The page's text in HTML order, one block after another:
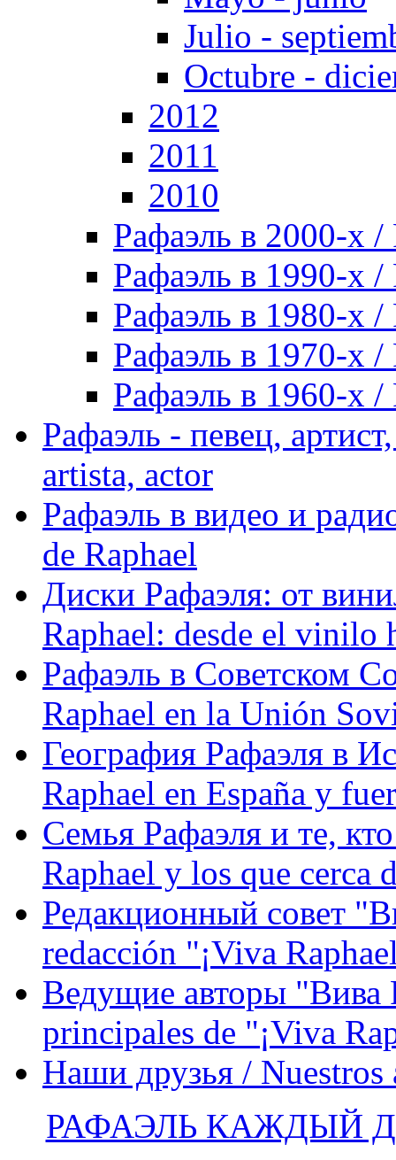
Julio -
Octubre -
2012
2011
2010
Рафаэль в 2000-х /
Рафаэль в 1990-х /
Рафаэль в 1980-х /
Рафаэль в 1970-х /
Рафаэль в 1960-х /
Рафаэль - певец,
artista, actor
Рафаэль в видео и
de Raphael
Диски Рафаэля: от
Raphael: desde el vinilo
Рафаэль в Советском
Raphael en la Unión
География Рафаэля в
Raphael en España y
Семья Рафаэля и те,
Raphael y los que cerca
Редакционный совет
redacción "¡Viva
Ведущие авторы "Вива
principales de "¡Viva
Наши друзья / Nuestros
РАФАЭЛЬ КАЖДЫЙ